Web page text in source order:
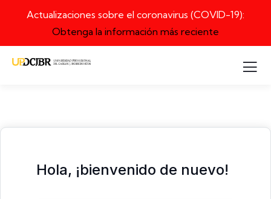
Actualizaciones sobre el coronavirus (COVID-19):
Obtenga la información más reciente
Hola, ¡bienvenido de nuevo!